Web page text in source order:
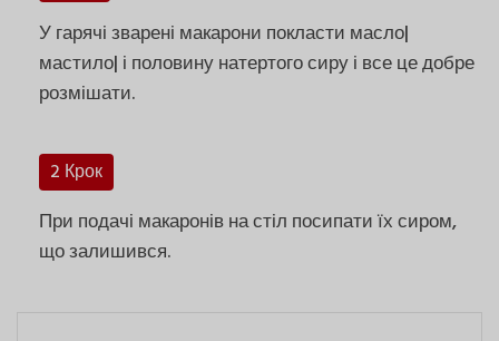
У гарячі зварені макарони покласти масло|
мастило| і половину натертого сиру і все це добре
розмішати.
2 Крок
При подачі макаронів на стіл посипати їх сиром,
що залишився.